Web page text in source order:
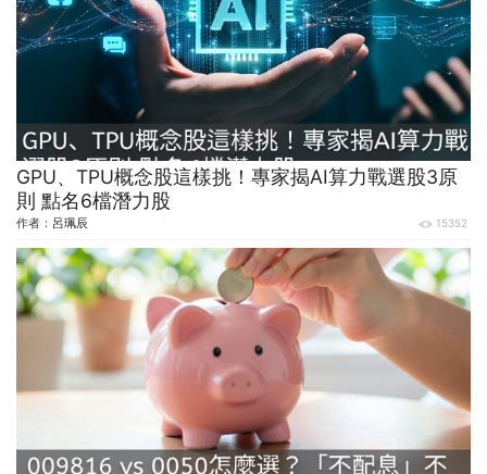
GPU、TPU概念股這樣挑！專家揭AI算力戰選股3原
則 點名6檔潛力股
作者： 呂珮辰 15352